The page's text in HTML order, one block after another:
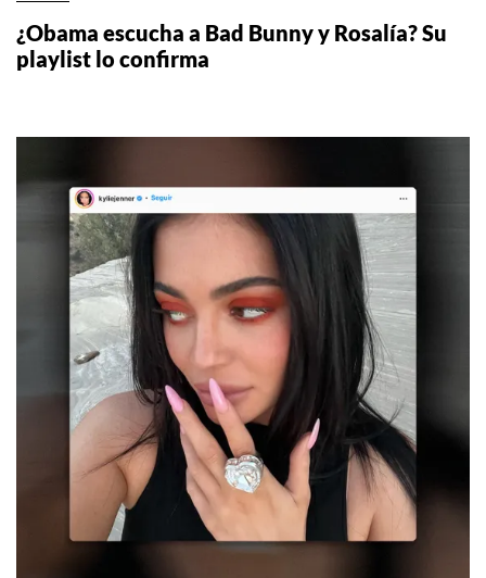
¿Obama escucha a Bad Bunny y Rosalía? Su
playlist lo confirma